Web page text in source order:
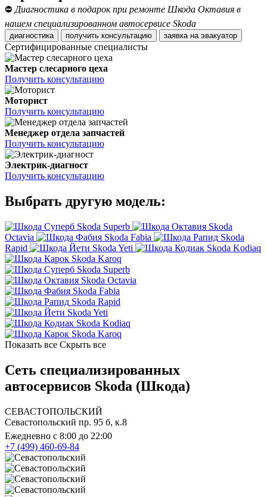
⛔ Диагностика в подарок при ремонте Шкода Октавия в
нашем специализированном автосервисе Skoda
диагностика получить консультацию заявка на эвакуатор
Сертифицированные специалисты
Мастер слесарного цеха
Получить консультацию
Моторист
Получить консультацию
Менеджер отдела запчастей
Получить консультацию
Электрик-диагност
Получить консультацию
Выбрать другую модель:
Skoda Superb
Skoda
Octavia
Skoda Fabia
Skoda
Rapid
Skoda Yeti
Skoda Kodiaq
Skoda Karoq
Skoda Superb
Skoda Octavia
Skoda Fabia
Skoda Rapid
Skoda Yeti
Skoda Kodiaq
Skoda Karoq
Показать все Скрыть все
Сеть специализированных
автосервисов Skoda (Шкода)
СЕВАСТОПОЛЬСКИЙ
Севастопольский пр. 95 б, к.8
Ежедневно с 8:00 до 22:00
+7 (499) 460-69-84